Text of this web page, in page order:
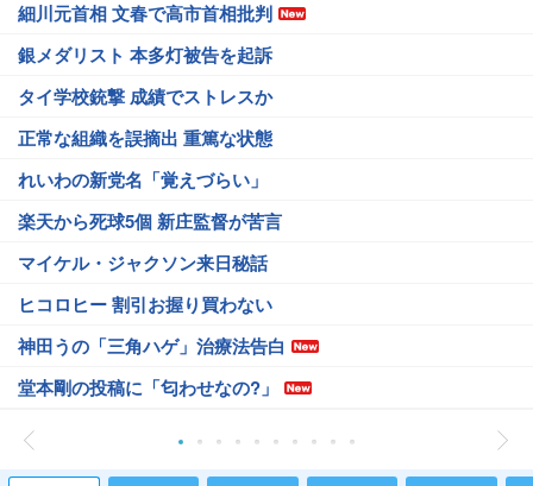
細川元首相 文春で高市首相批判
銀メダリスト 本多灯被告を起訴
タイ学校銃撃 成績でストレスか
正常な組織を誤摘出 重篤な状態
れいわの新党名「覚えづらい」
楽天から死球5個 新庄監督が苦言
マイケル・ジャクソン来日秘話
ヒコロヒー 割引お握り買わない
神田うの「三角ハゲ」治療法告白
堂本剛の投稿に「匂わせなの?」